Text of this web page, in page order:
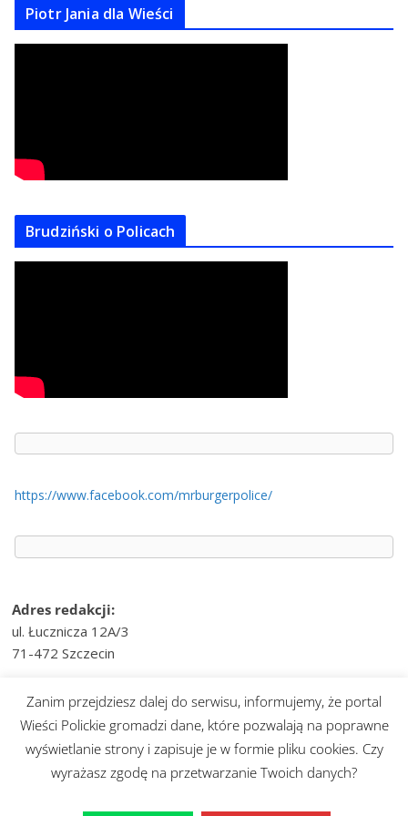
Piotr Jania dla Wieści
Brudziński o Policach
https://www.facebook.com/mrburgerpolice/
Adres redakcji:
ul. Łucznicza 12A/3
71-472 Szczecin
e-mail:wiesci@telvinet.pl
tel. kom.:509-609-170
Prawa autorskie © 2026Wieści Polickie. Wszystkie prawa
zastrzeżone.
Zanim przejdziesz dalej do serwisu, informujemy, że portal
Wieści Polickie gromadzi dane, które pozwalają na poprawne
wyświetlanie strony i zapisuje je w formie pliku cookies. Czy
wyrażasz zgodę na przetwarzanie Twoich danych?